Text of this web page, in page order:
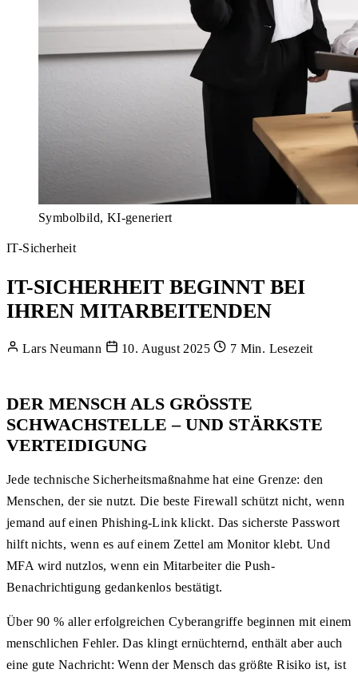
Symbolbild, KI-generiert
IT-Sicherheit
IT-SICHERHEIT BEGINNT BEI
IHREN MITARBEITENDEN
Lars Neumann 10. August 2025 7 Min. Lesezeit
DER MENSCH ALS GRÖSSTE S
CHWACHSTELLE – UND STÄRKSTE V
ERTEIDIGUNG
Jede technische Sicherheitsmaßnahme hat eine Grenze: den
Menschen, der sie nutzt. Die beste Firewall schützt nicht, wenn
jemand auf einen Phishing-Link klickt. Das sicherste Passwort
hilft nichts, wenn es auf einem Zettel am Monitor klebt. Und
MFA wird nutzlos, wenn ein Mitarbeiter die Push-
Benachrichtigung gedankenlos bestätigt.
Über 90 % aller erfolgreichen Cyberangriffe beginnen mit einem
menschlichen Fehler. Das klingt ernüchternd, enthält aber auch
eine gute Nachricht: Wenn der Mensch das größte Risiko ist, ist